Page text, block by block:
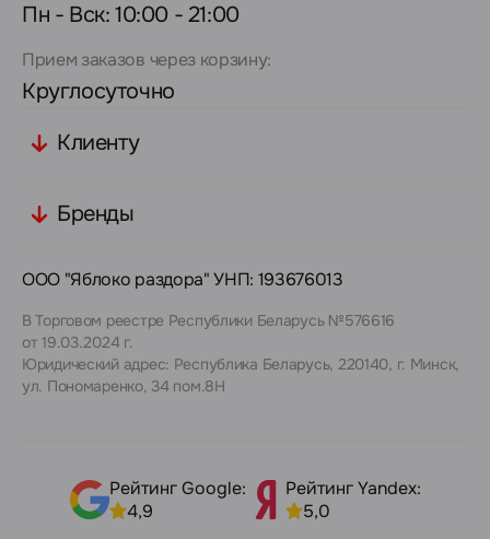
Пн - Вск: 10:00 - 21:00
Прием заказов через корзину:
Круглосуточно
Клиенту
Бренды
ООО "Яблоко раздора" УНП: 193676013
В Торговом реестре Республики Беларусь №576616
от 19.03.2024 г.
Юридический адрес: Республика Беларусь, 220140, г. Минск,
ул. Пономаренко, 34 пом.8Н
Рейтинг Google:
4,9
Рейтинг Yandex:
5,0